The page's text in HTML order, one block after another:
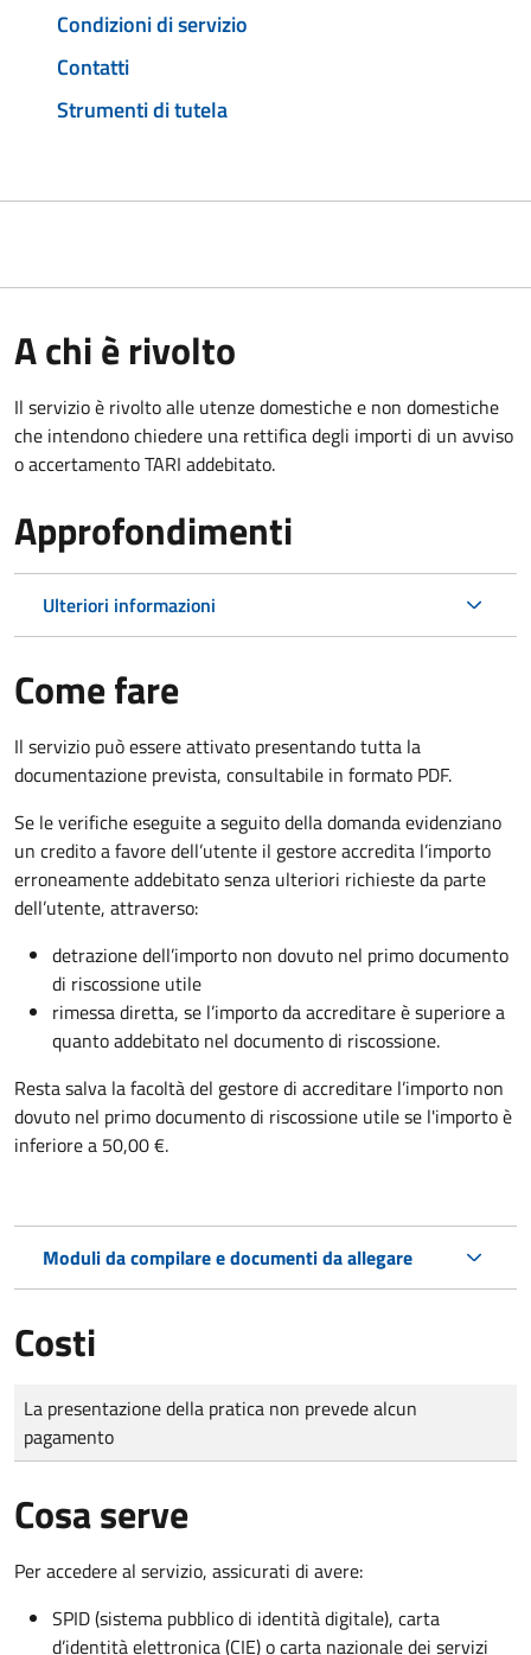
Condizioni di servizio
Contatti
Strumenti di tutela
A chi è rivolto
Il servizio è rivolto alle utenze domestiche e non domestiche
che intendono chiedere una rettifica degli importi di un avviso
o accertamento TARI addebitato.
Approfondimenti
Ulteriori informazioni
Come fare
Il servizio può essere attivato presentando tutta la
documentazione prevista, consultabile in formato PDF.
Se le verifiche eseguite a seguito della domanda evidenziano
un credito a favore dell’utente il gestore accredita l’importo
erroneamente addebitato senza ulteriori richieste da parte
dell’utente, attraverso:
detrazione dell’importo non dovuto nel primo documento
di riscossione utile
rimessa diretta, se l’importo da accreditare è superiore a
quanto addebitato nel documento di riscossione.
Resta salva la facoltà del gestore di accreditare l’importo non
dovuto nel primo documento di riscossione utile se l'importo è
inferiore a 50,00 €.
Moduli da compilare e documenti da allegare
Costi
Tipo di pagamento
Importo
La presentazione della pratica non prevede alcun
pagamento
Cosa serve
Per accedere al servizio, assicurati di avere:
SPID (sistema pubblico di identità digitale), carta
d’identità elettronica (CIE) o carta nazionale dei servizi